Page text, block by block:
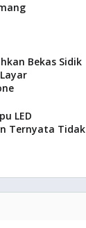
Bekas Sidik
LED
Ternyata Tidak